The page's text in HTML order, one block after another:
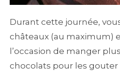
Durant cette journée,
châteaux (au maximum)
l’occasion de manger
chocolats pour les gouter